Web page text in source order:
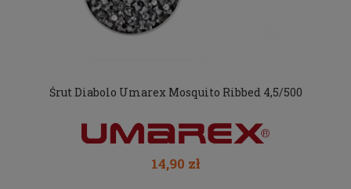
Śrut Diabolo Umarex Mosquito Ribbed 4,5/500
14,90 zł